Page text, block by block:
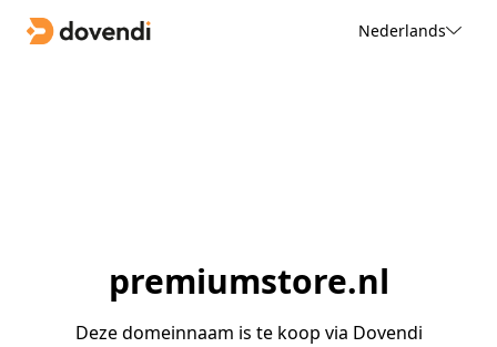
Nederlands
premiumstore.nl
Deze domeinnaam is te koop via Dovendi